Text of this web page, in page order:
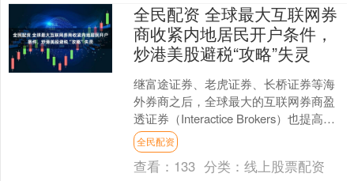
全民配资 全球最大互联网券
商收紧内地居民开户条件，
炒港美股避税“攻略”失灵
继富途证券、老虎证券、长桥证券等海
外券商之后，全球最大的互联网券商盈
透证券（Interactice Brokers）也提高了
中国内地居民的线上开户申请条件。
据....
全民配资
查看： 133 分类：线上股票配资